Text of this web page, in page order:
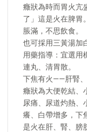
癥狀為時而胃火亢
了」這是火在脾胃
脹滿，不思飲食。
也可採用三黃湯加
用藥指導：宜選用
連丸、清胃散。
下焦有火——肝腎、
癥狀為大便乾結、
尿痛、尿道灼熱、
癢、白帶增多，下
是火在肝、腎、膀